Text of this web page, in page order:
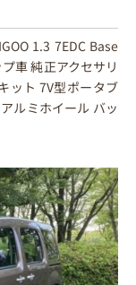
1.3 7EDC Base
車 純正アクセサリ
ット 7V型ポータブ
ルミホイール バッ